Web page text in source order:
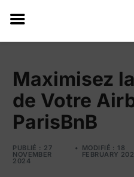
Maximisez
de Votre
ParisBnB
PUBLIÉ : 27
NOVEMBER
2024
MODIFIÉ : 18
FEBRUARY